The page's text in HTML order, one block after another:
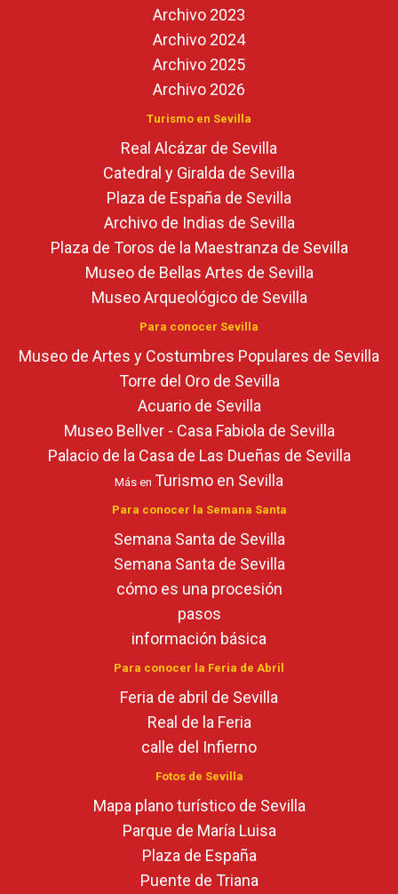
Archivo 2023
Archivo 2024
Archivo 2025
Archivo 2026
Turismo en Sevilla
Real Alcázar de Sevilla
Catedral y Giralda de Sevilla
Plaza de España de Sevilla
Archivo de Indias de Sevilla
Plaza de Toros de la Maestranza de Sevilla
Museo de Bellas Artes de Sevilla
Museo Arqueológico de Sevilla
Para conocer Sevilla
Museo de Artes y Costumbres Populares de Sevilla
Torre del Oro de Sevilla
Acuario de Sevilla
Museo Bellver - Casa Fabiola de Sevilla
Palacio de la Casa de Las Dueñas de Sevilla
Más en Turismo en Sevilla
Para conocer la Semana Santa
Semana Santa de Sevilla
Semana Santa de Sevilla
cómo es una procesión
pasos
información básica
Para conocer la Feria de Abril
Feria de abril de Sevilla
Real de la Feria
calle del Infierno
Fotos de Sevilla
Mapa plano turístico de Sevilla
Parque de María Luisa
Plaza de España
Puente de Triana